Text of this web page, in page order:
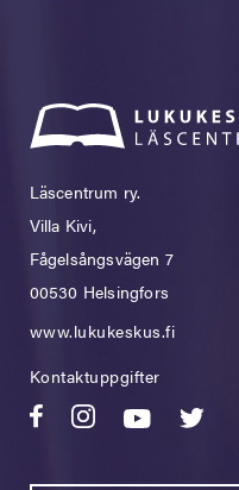
Läscentrum ry.
Villa Kivi,
Fågelsångsvägen 7
00530 Helsingfors
www.lukukeskus.fi
Kontaktuppgifter